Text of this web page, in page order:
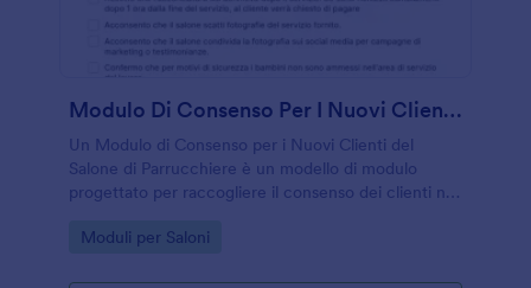
Modulo Di Consenso Per I Nuovi Clienti Del Salone Di Parrucchiere
Un Modulo di Consenso per i Nuovi Clienti del
Salone di Parrucchiere è un modello di modulo
progettato per raccogliere il consenso dei clienti nei
Go to Category:
Moduli per Saloni